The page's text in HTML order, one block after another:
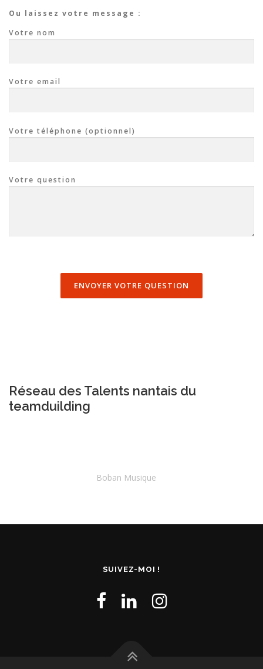
a
r
c
s
Ou laissez votre message :
Votre nom
Votre email
Votre téléphone (optionnel)
Votre question
Réseau des Talents nantais du
teamduilding
Boban Musique
SUIVEZ-MOI !